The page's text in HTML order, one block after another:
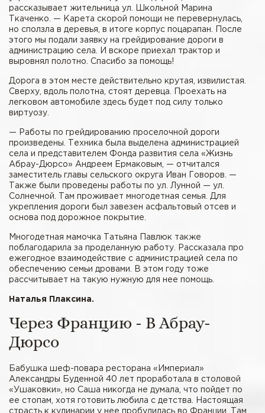
рассказывает жительница ул. Школьной Марина
Ткаченко. — Карета скорой помощи не перевернулась,
но сползла в деревья, в итоге корпус поцарапан. После
этого мы подали заявку на грейдирование дороги в
администрацию села. И вскоре приехал трактор и
выровнял полотно. Спасибо за помощь!
Дорога в этом месте действительно крутая, извилистая.
Сверху, вдоль полотна, стоят деревца. Проехать на
легковом автомобиле здесь будет под силу только
виртуозу.
— Работы по грейдированию проселочной дороги
произведены. Техника была выделена администрацией
села и представителем Фонда развития села «Жизнь
Абрау-Дюрсо» Андреем Ермаковым, — отчитался
заместитель главы сельского округа Иван Говоров. —
Также были проведены работы по ул. Лунной — ул.
Солнечной. Там проживает многодетная семья. Для
укрепления дороги был завезен асфальтовый отсев и
основа под дорожное покрытие.
Многодетная мамочка Татьяна Павлюк также
поблагодарила за проделанную работу. Рассказала про
ежегодное взаимодействие с администрацией села по
обеспечению семьи дровами. В этом году тоже
рассчитывает на такую нужную для нее помощь.
Наталья Плаксина.
Через Францию - В Абрау-
Дюрсо
Бабушка шеф-повара ресторана «Империал»
Александры Буденной 40 лет проработала в столовой
«Ушаковки», но Саша никогда не думала, что пойдет по
ее стопам, хотя готовить любила с детства. Настоящая
страсть к кулинарии у нее пробудилась во Франции. Там